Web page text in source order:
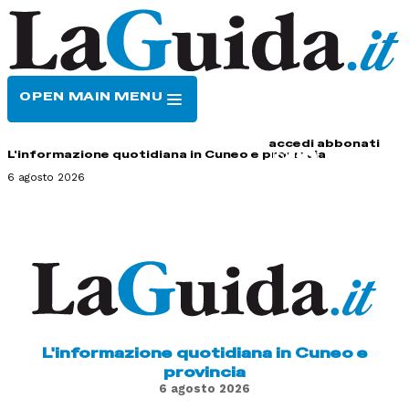
OPEN MAIN MENU
accedi abbonati
L'informazione quotidiana in Cuneo e provincia
6 agosto 2026
L'informazione quotidiana in Cuneo e
provincia
6 agosto 2026